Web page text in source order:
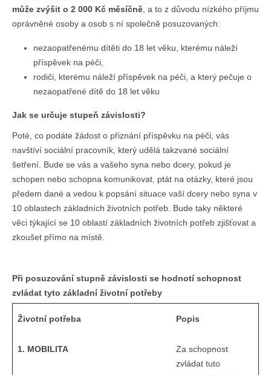
může zvýšit o 2 000 Kč měsíčně , a to z důvodu nízkého příjmu
oprávněné osoby a osob s ní společně posuzovaných:
nezaopatřenému dítěti do 18 let věku, kterému náleží
příspěvek na péči,
rodiči, kterému náleží příspěvek na péči, a který pečuje o
nezaopatřené dítě do 18 let věku
Jak se určuje stupeň závislosti?
Poté, co podáte žádost o přiznání příspěvku na péči, vás
navštíví sociální pracovník, který udělá takzvané sociální
šetření. Bude se vás a vašeho syna nebo dcery, pokud je
schopen nebo schopna komunikovat, ptát na otázky, které jsou
předem dané a vedou k popsání situace vaší dcery nebo syna v
10 oblastech základních životních potřeb. Bude taky některé
věci týkající se 10 oblastí základních životních potřeb zjišťovat a
zkoušet přímo na místě.
Při posuzování stupně závislosti se hodnotí schopnost
zvládat tyto základní životní potřeby
Životní potřeba Popis
1. MOBILITA
Za schopnost
zvládat tuto